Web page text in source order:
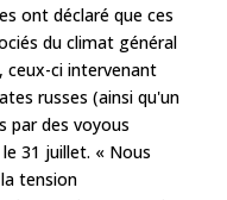
ont déclaré que ces
du climat général
ceux-ci intervenant
russes (ainsi qu'un
par des voyous
31 juillet. « Nous
tension